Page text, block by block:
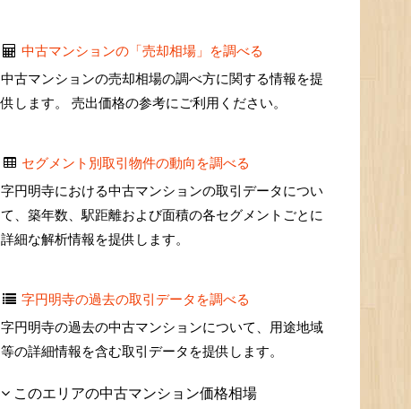
中古マンションの「売却相場」を調べる
中古マンションの売却相場の調べ方に関する情報を提
供します。 売出価格の参考にご利用ください。
セグメント別取引物件の動向を調べる
字円明寺における中古マンションの取引データについ
て、築年数、駅距離および面積の各セグメントごとに
詳細な解析情報を提供します。
字円明寺の過去の取引データを調べる
字円明寺の過去の中古マンションについて、用途地域
等の詳細情報を含む取引データを提供します。
このエリアの中古マンション価格相場